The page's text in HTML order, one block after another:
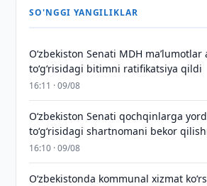
SO'NGGI YANGILIKLAR
Oʻzbekiston Senati MDH
toʻgʻrisidagi bitimni ratifikatsiya qildi
16:11 · 09/08
Oʻzbekiston Senati qochqinlarga
toʻgʻrisidagi shartnomani bekor
16:10 · 09/08
Oʻzbekistonda kommunal xizmat